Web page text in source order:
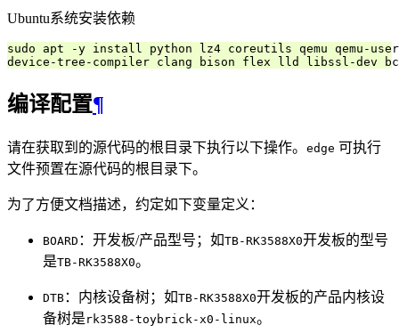
Ubuntu系统安装依赖
sudo apt -y install python lz4 coreutils qemu qemu-
编译配置¶
请在获取到的源代码的根目录下执行以下操作。 edge 可执行
文件预置在源代码的根目录下。
为了方便文档描述，约定如下变量定义：
BOARD ：开发板/产品型号；如TB-RK3588X0开发板的型号
是TB-RK3588X0。
DTB ：内核设备树；如TB-RK3588X0开发板的产品内核设
备树是 rk3588-toybrick-x0-linux。